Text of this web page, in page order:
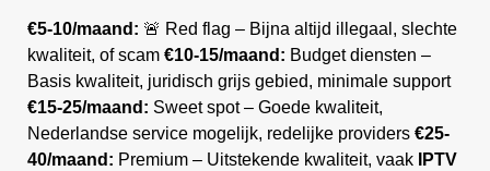
€5-10/maand: 🚨 Red flag – Bijna altijd illegaal, slechte
kwaliteit, of scam €10-15/maand: Budget diensten –
Basis kwaliteit, juridisch grijs gebied, minimale support
€15-25/maand: Sweet spot – Goede kwaliteit,
Nederlandse service mogelijk, redelijke providers €25-
40/maand: Premium – Uitstekende kwaliteit, vaak
IPTV